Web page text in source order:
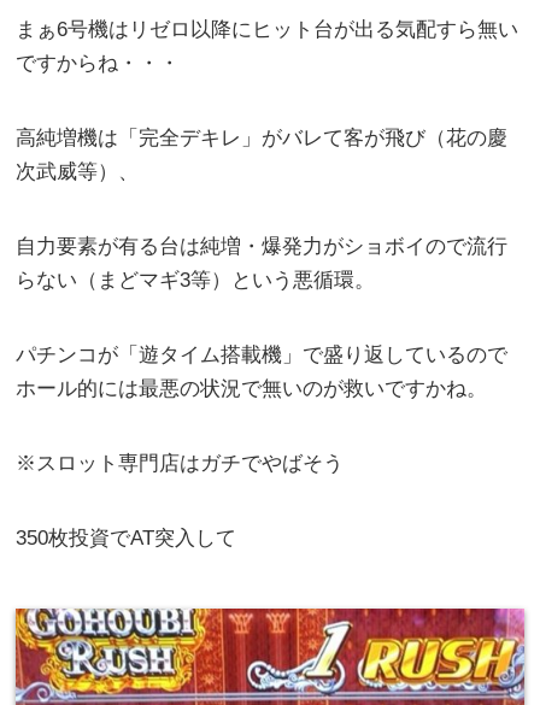
まぁ6号機はリゼロ以降にヒット台が出る気配すら無い
ですからね・・・
高純増機は「完全デキレ」がバレて客が飛び（花の慶
次武威等）、
自力要素が有る台は純増・爆発力がショボイので流行
らない（まどマギ3等）という悪循環。
パチンコが「遊タイム搭載機」で盛り返しているので
ホール的には最悪の状況で無いのが救いですかね。
※スロット専門店はガチでやばそう
350枚投資でAT突入して